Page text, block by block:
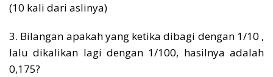
(10 kali dari aslinya)
3. Bilangan apakah yang ketika dibagi dengan 1/10 ,
lalu dikalikan lagi dengan 1/100, hasilnya adalah
0,175?